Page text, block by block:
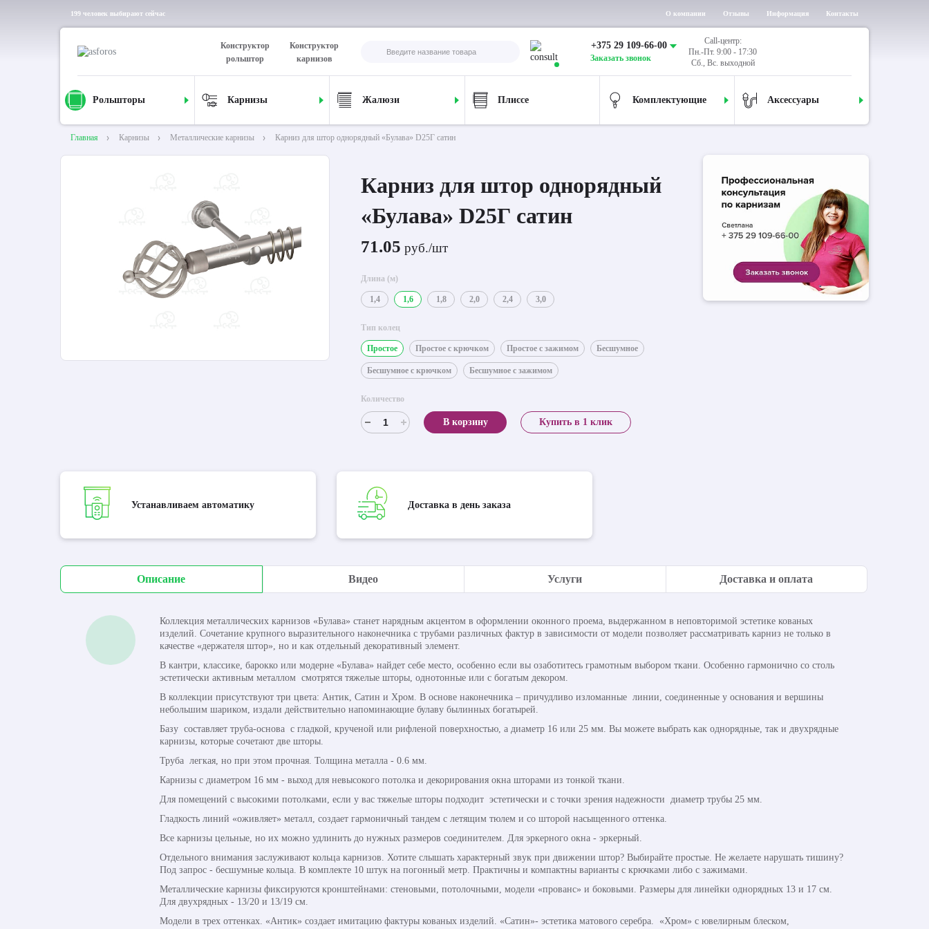
199 человек выбирают сейчас О компании Отзывы Информация Контакты
Конструктор
рольштор
Конструктор
карнизов
+375 29 109-66-00
Заказать звонок
Call-центр:
Пн.-Пт. 9:00 - 17:30
Сб., Вс. выходной
Рольшторы Карнизы Жалюзи Плиссе Комплектующие Аксессуары
Главная Карнизы Металлические карнизы Карниз для штор однорядный «Булава» D25Г сатин
Карниз для штор однорядный
«Булава» D25Г сатин
71.05 руб./шт
Длина (м)
1,4 1,6 1,8 2,0 2,4 3,0
Тип колец
Простое Простое с крючком Простое с зажимом Бесшумное
Бесшумное с крючком Бесшумное с зажимом
Количество
В корзину Купить в 1 клик
Устанавливаем автоматику Доставка в день заказа
Описание Видео Услуги Доставка и оплата
Коллекция металлических карнизов «Булава» станет нарядным акцентом в оформлении оконного проема, выдержанном в неповторимой эстетике кованых
изделий. Сочетание крупного выразительного наконечника с трубами различных фактур в зависимости от модели позволяет рассматривать карниз не только в
качестве «держателя штор», но и как отдельный декоративный элемент.
В кантри, классике, барокко или модерне «Булава» найдет себе место, особенно если вы озаботитесь грамотным выбором ткани. Особенно гармонично со столь
эстетически активным металлом смотрятся тяжелые шторы, однотонные или с богатым декором.
В коллекции присутствуют три цвета: Антик, Сатин и Хром. В основе наконечника – причудливо изломанные линии, соединенные у основания и вершины
небольшим шариком, издали действительно напоминающие булаву былинных богатырей.
Базу составляет труба-основа с гладкой, крученой или рифленой поверхностью, а диаметр 16 или 25 мм. Вы можете выбрать как однорядные, так и двухрядные
карнизы, которые сочетают две шторы.
Труба легкая, но при этом прочная. Толщина металла - 0.6 мм.
Карнизы с диаметром 16 мм - выход для невысокого потолка и декорирования окна шторами из тонкой ткани.
Для помещений с высокими потолками, если у вас тяжелые шторы подходит эстетически и с точки зрения надежности диаметр трубы 25 мм.
Гладкость линий «оживляет» металл, создает гармоничный тандем с летящим тюлем и со шторой насыщенного оттенка.
Все карнизы цельные, но их можно удлинить до нужных размеров соединителем. Для эркерного окна - эркерный.
Отдельного внимания заслуживают кольца карнизов. Хотите слышать характерный звук при движении штор? Выбирайте простые. Не желаете нарушать тишину?
Под запрос - бесшумные кольца. В комплекте 10 штук на погонный метр. Практичны и компактны варианты с крючками либо с зажимами.
Металлические карнизы фиксируются кронштейнами: стеновыми, потолочными, модели «прованс» и боковыми. Размеры для линейки однорядных 13 и 17 см.
Для двухрядных - 13/20 и 13/19 см.
Модели в трех оттенках. «Антик» создает имитацию фактуры кованых изделий. «Сатин»- эстетика матового серебра. «Хром» с ювелирным блеском,